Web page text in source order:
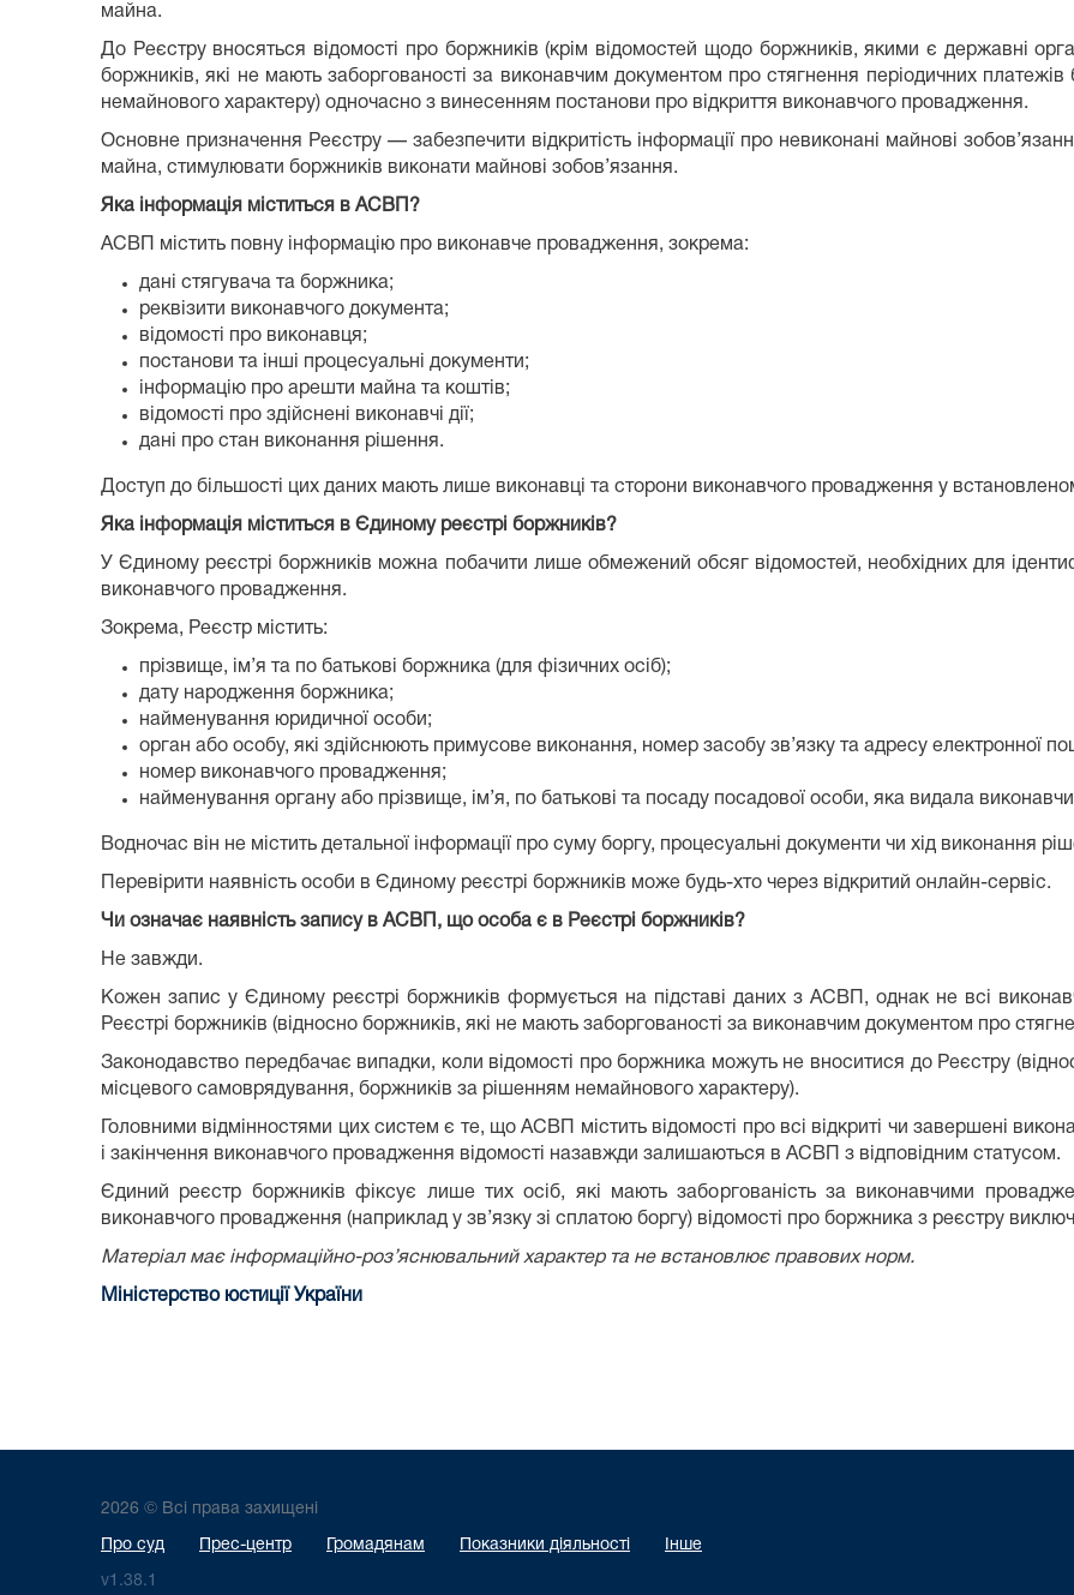
майна.
До Реєстру вносяться відомості про боржників (крім відомостей щодо боржників, якими є державні
боржників, які не мають заборгованості за виконавчим документом про стягнення періодичних
немайнового характеру) одночасно з винесенням постанови про відкриття виконавчого провадження.
Основне призначення Реєстру — забезпечити відкритість інформації про невиконані майнові
майна, стимулювати боржників виконати майнові зобов’язання.
Яка інформація міститься в АСВП?
АСВП містить повну інформацію про виконавче провадження, зокрема:
дані стягувача та боржника;
реквізити виконавчого документа;
відомості про виконавця;
постанови та інші процесуальні документи;
інформацію про арешти майна та коштів;
відомості про здійснені виконавчі дії;
дані про стан виконання рішення.
Доступ до більшості цих даних мають лише виконавці та сторони виконавчого провадження у
Яка інформація міститься в Єдиному реєстрі боржників?
У Єдиному реєстрі боржників можна побачити лише обмежений обсяг відомостей, необхідних для
виконавчого провадження.
Зокрема, Реєстр містить:
прізвище, ім’я та по батькові боржника (для фізичних осіб);
дату народження боржника;
найменування юридичної особи;
орган або особу, які здійснюють примусове виконання, номер засобу зв’язку та адресу електронної
номер виконавчого провадження;
найменування органу або прізвище, ім’я, по батькові та посаду посадової особи, яка видала
Водночас він не містить детальної інформації про суму боргу, процесуальні документи чи хід виконання
Перевірити наявність особи в Єдиному реєстрі боржників може будь-хто через відкритий онлайн-сервіс.
Чи означає наявність запису в АСВП, що особа є в Реєстрі боржників?
Не завжди.
Кожен запис у Єдиному реєстрі боржників формується на підставі даних з АСВП, однак не всі
Реєстрі боржників (відносно боржників, які не мають заборгованості за виконавчим документом про
Законодавство передбачає випадки, коли відомості про боржника можуть не вноситися до Реєстру
місцевого самоврядування, боржників за рішенням немайнового характеру).
Головними відмінностями цих систем є те, що АСВП містить відомості про всі відкриті чи завершені
і закінчення виконавчого провадження відомості назавжди залишаються в АСВП з відповідним статусом.
Єдиний реєстр боржників фіксує лише тих осіб, які мають заборгованість за виконавчими
виконавчого провадження (наприклад у зв’язку зі сплатою боргу) відомості про боржника з реєстру
Матеріал має інформаційно-роз’яснювальний характер та не встановлює правових норм.
Міністерство юстиції України
2026 © Всі права захищені
Про суд Прес-центр Громадянам Показники діяльності Інше
v1.38.1